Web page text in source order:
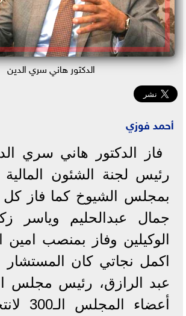
الدكتور هاني سري الدين
أحمد فوزي
فاز الدكتور هاني سري
رئيس لجنة الشئون المالية
بمجلس الشيوخ كما فاز كل
جمال عبدالحليم وياسر
الوكيلين وفاز بمنصب امين
اكمل نجاتي كان المستشار
عبد الرازق، رئيس مجلس
أعضاء